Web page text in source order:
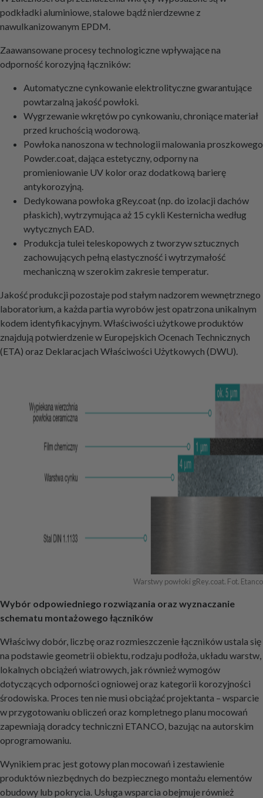
podkładki aluminiowe, stalowe bądź nierdzewne z
nawulkanizowanym EPDM.
Zaawansowane procesy technologiczne wpływające na
odporność korozyjną łączników:
Automatyczne cynkowanie elektrolityczne gwarantujące
powtarzalną jakość powłoki.
Wygrzewanie wkrętów po cynkowaniu, chroniące materiał
przed kruchością wodorową.
Powłoka nanoszona w technologii malowania proszkowego
Powder.coat, dająca estetyczny, odporny na
promieniowanie UV kolor oraz dodatkową barierę
antykorozyjną.
Dedykowana powłoka gRey.coat (np. do izolacji dachów
płaskich), wytrzymująca aż 15 cykli Kesternicha według
wytycznych EAD.
Produkcja tulei teleskopowych z tworzyw sztucznych
zachowujących pełną elastyczność i wytrzymałość
mechaniczną w szerokim zakresie temperatur.
Jakość produkcji pozostaje pod stałym nadzorem wewnętrznego
laboratorium, a każda partia wyrobów jest opatrzona unikalnym
kodem identyfikacyjnym. Właściwości użytkowe produktów
znajdują potwierdzenie w Europejskich Ocenach Technicznych
(ETA) oraz Deklaracjach Właściwości Użytkowych (DWU).
Warstwy powłoki gRey.coat. Fot. Etanco
Wybór odpowiedniego rozwiązania oraz wyznaczanie
schematu montażowego łączników
Właściwy dobór, liczbę oraz rozmieszczenie łączników ustala się
na podstawie geometrii obiektu, rodzaju podłoża, układu warstw,
lokalnych obciążeń wiatrowych, jak również wymogów
dotyczących odporności ogniowej oraz kategorii korozyjności
środowiska. Proces ten nie musi obciążać projektanta – wsparcie
w przygotowaniu obliczeń oraz kompletnego planu mocowań
zapewniają doradcy techniczni ETANCO, bazując na autorskim
oprogramowaniu.
Wynikiem prac jest gotowy plan mocowań i zestawienie
produktów niezbędnych do bezpiecznego montażu elementów
obudowy lub pokrycia. Usługa wsparcia obejmuje również